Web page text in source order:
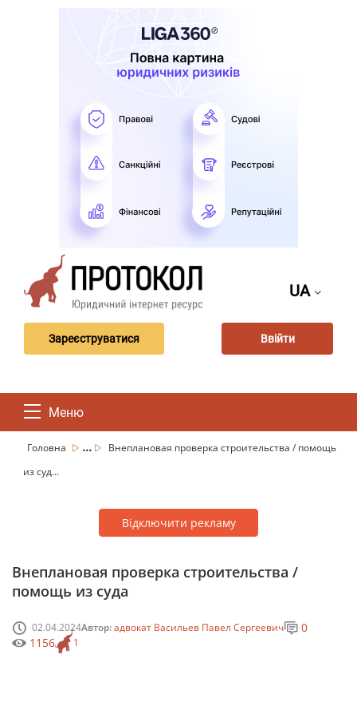
UA
Зареєструватися Ввійти
Меню
Головна ...
Внеплановая проверка строительства / помощь
из суд...
Відключити рекламу
Внеплановая проверка строительства /
помощь из суда
02.04.2024Автор:адвокат Васильев Павел Сергеевич
1
0
1156